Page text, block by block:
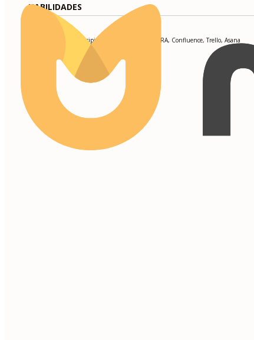
HABILIDADES
Scrum, Kanban, Principios Lean, Escalado Ágil, JIRA, Confluence, Trello, Asana